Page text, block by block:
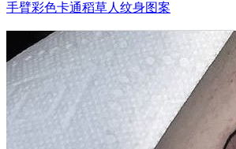
手臂彩色卡通稻草人纹身图案